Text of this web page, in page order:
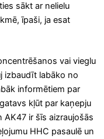
sākt ar nelielu
īpaši, ja esat
vai vieglu
izbaudīt labāko no
informētiem par
kļūt par kaņepju
AK47 ir šīs aizraujošās
HHC pasaulē un